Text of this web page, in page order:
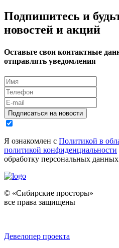
Подпишитесь и
новостей и акций
Оставьте свои контактные
отправлять уведомления
Подписаться на новости
Я ознакомлен с Политикой в
политикой конфиденциальности
обработку персональных
© «Сибирские просторы»
все права защищены
Девелопер проекта